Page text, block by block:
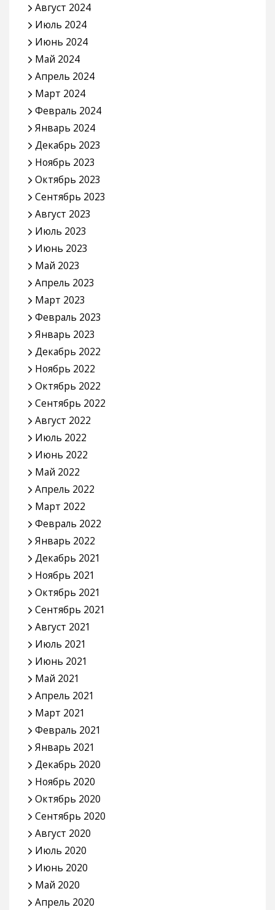
Август 2024
Июль 2024
Июнь 2024
Май 2024
Апрель 2024
Март 2024
Февраль 2024
Январь 2024
Декабрь 2023
Ноябрь 2023
Октябрь 2023
Сентябрь 2023
Август 2023
Июль 2023
Июнь 2023
Май 2023
Апрель 2023
Март 2023
Февраль 2023
Январь 2023
Декабрь 2022
Ноябрь 2022
Октябрь 2022
Сентябрь 2022
Август 2022
Июль 2022
Июнь 2022
Май 2022
Апрель 2022
Март 2022
Февраль 2022
Январь 2022
Декабрь 2021
Ноябрь 2021
Октябрь 2021
Сентябрь 2021
Август 2021
Июль 2021
Июнь 2021
Май 2021
Апрель 2021
Март 2021
Февраль 2021
Январь 2021
Декабрь 2020
Ноябрь 2020
Октябрь 2020
Сентябрь 2020
Август 2020
Июль 2020
Июнь 2020
Май 2020
Апрель 2020